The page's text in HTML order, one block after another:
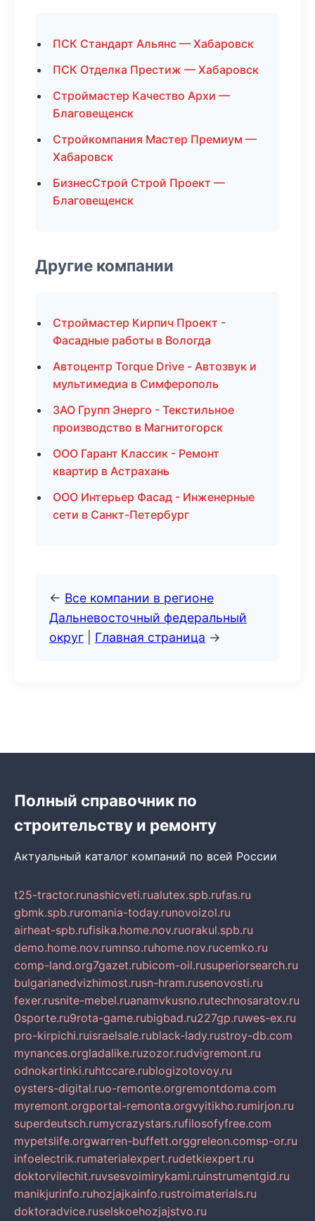
ПСК Стандарт Альянс — Хабаровск
ПСК Отделка Престиж — Хабаровск
Строймастер Качество Архи —
Благовещенск
Стройкомпания Мастер Премиум —
Хабаровск
БизнесСтрой Строй Проект —
Благовещенск
Другие компании
Строймастер Кирпич Проект -
Фасадные работы в Вологда
Автоцентр Torque Drive - Автозвук и
мультимедиа в Симферополь
ЗАО Групп Энерго - Текстильное
производство в Магнитогорск
ООО Гарант Классик - Ремонт
квартир в Астрахань
ООО Интерьер Фасад - Инженерные
сети в Санкт-Петербург
← Все компании в регионе
Дальневосточный федеральный
округ
Главная страница →
Полный справочник по
строительству и ремонту
Актуальный каталог компаний по всей России
t25-tractor.runashicveti.rualutex.spb.rufas.ru
gbmk.spb.ruromania-today.runovoizol.ru
airheat-spb.rufisika.home.nov.ruorakul.spb.ru
demo.home.nov.rumnso.ruhome.nov.rucemko.ru
comp-land.org7gazet.rubicom-oil.rusuperiorsearch.ru
bulgarianedvizhimost.rusn-hram.rusenovosti.ru
fexer.rusnite-mebel.ruanamvkusno.rutechnosaratov.ru
0sporte.ru9rota-game.rubigbad.ru227gp.ruwes-ex.ru
pro-kirpichi.ruisraelsale.rublack-lady.rustroy-db.com
mynances.orgladalike.ruzozor.rudvigremont.ru
odnokartinki.ruhtccare.rublogizotovoy.ru
oysters-digital.ruo-remonte.orgremontdoma.com
myremont.orgportal-remonta.orgvyitikho.rumirjon.ru
superdeutsch.rumycrazystars.rufilosofyfree.com
mypetslife.orgwarren-buffett.orggreleon.comsp-or.ru
infoelectrik.rumaterialexpert.rudetkiexpert.ru
doktorvilechit.ruvsesvoimirykami.ruinstrumentgid.ru
manikjurinfo.ruhozjajkainfo.rustroimaterials.ru
doktoradvice.ruselskoehozjajstvo.ru